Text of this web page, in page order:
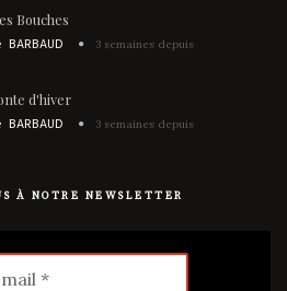
Bouches
3 semaines depuis
d'hiver
3 semaines depuis
À NOTRE NEWSLETTER